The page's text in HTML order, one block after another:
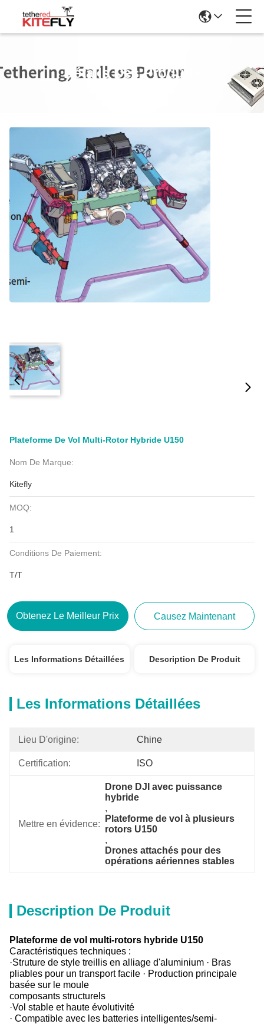
Détails Des Produits
Plateforme De Vol Multi-Rotor Hybride U150
Nom De Marque:
Kitefly
MOQ:
1
Conditions De Paiement:
T/T
Obtenez Le Meilleur Prix Causez Maintenant
Les Informations Détaillées Description De Produit
Les Informations Détaillées
Lieu D'origine: Chine
Certification: ISO
Mettre en évidence:
Drone DJI avec puissance
hybride
,
Plateforme de vol à plusieurs
rotors U150
,
Drones attachés pour des
opérations aériennes stables
Description De Produit
Plateforme de vol multi-rotors hybride U150
Caractéristiques techniques :
·Struture de style treillis en alliage d'aluminium · Bras
pliables pour un transport facile · Production principale
basée sur le moule
composants structurels
·Vol stable et haute évolutivité
· Compatible avec les batteries intelligentes/semi-